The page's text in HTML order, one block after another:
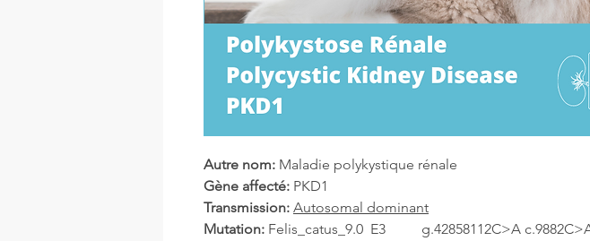
Autre nom: Maladie polykystique rénale
Gène affecté: PKD1
Transmission: Autosomal dominant
Mutation: Felis_catus_9.0 E3 g.42858112C>A